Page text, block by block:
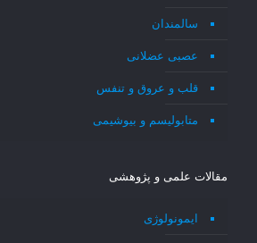
سالمندان
عصبی عضلانی
قلب و عروق و تنفس
متابولیسم و بیوشیمی
مقالات علمی و پژوهشی
ایمونولوژی